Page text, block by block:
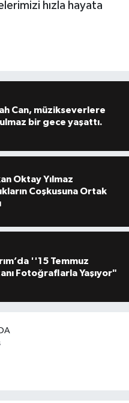
hızla hayata
Can, müzikseverlere
bir gece yaşattı.
Oktay Yılmaz
Coşkusuna Ortak
''15 Temmuz
Fotoğraflarla Yaşıyor"